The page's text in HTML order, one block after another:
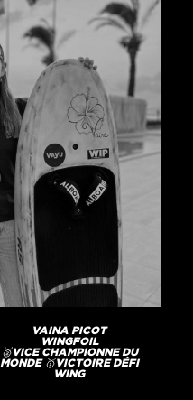
VAINA PICOT
WINGFOIL
🥈VICE CHAMPIONNE DU
MONDE 🥇VICTOIRE DÉFI
WING